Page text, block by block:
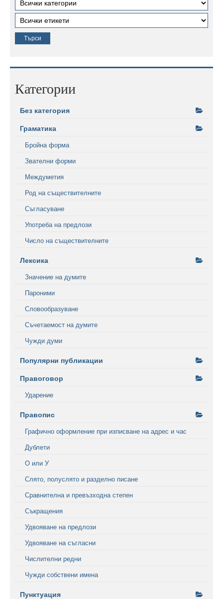
Категории
Без категория
Граматика
Бройна форма
Звателни форми
Междуметия
Род на съществителните
Съгласуване
Употреба на предлози
Число на съществителните
Лексика
Значение на думите
Пароними
Словообразуване
Съчетаемост на думите
Чужди думи
Популярни публикации
Правоговор
Ударение
Правопис
Графично оформление при изписване на адрес и час
Дублети
О или У
Слято, полуслято и разделно писане
Сравнителна и превъзходна степен
Съкращения
Удвояване на предлози
Удвояване на съгласни
Числителни редни
Чужди собствени имена
Пунктуация